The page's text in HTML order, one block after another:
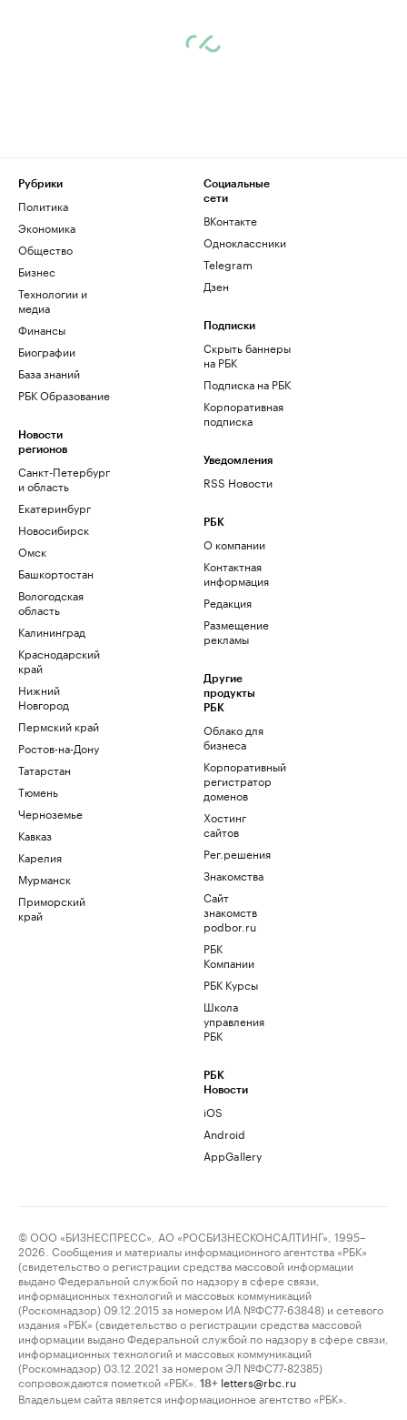
Рубрики
Политика
Экономика
Общество
Бизнес
Технологии и
медиа
Финансы
Биографии
База знаний
РБК Образование
Новости
регионов
Санкт-Петербург
и область
Екатеринбург
Новосибирск
Омск
Башкортостан
Вологодская
область
Калининград
Краснодарский
край
Нижний
Новгород
Пермский край
Ростов-на-Дону
Татарстан
Тюмень
Черноземье
Кавказ
Карелия
Мурманск
Приморский
край
Социальные
сети
ВКонтакте
Одноклассники
Telegram
Дзен
Подписки
Скрыть баннеры
на РБК
Подписка на РБК
Корпоративная
подписка
Уведомления
RSS Новости
РБК
О компании
Контактная
информация
Редакция
Размещение
рекламы
Другие
продукты
РБК
Облако для
бизнеса
Корпоративный
регистратор
доменов
Хостинг
сайтов
Рег.решения
Знакомства
Сайт
знакомств
podbor.ru
РБК
Компании
РБК Курсы
Школа
управления
РБК
РБК
Новости
iOS
Android
AppGallery
© ООО «БИЗНЕСПРЕСС», АО «РОСБИЗНЕСКОНСАЛТИНГ», 1995–
2026. Сообщения и материалы информационного агентства «РБК»
(свидетельство о регистрации средства массовой информации
выдано Федеральной службой по надзору в сфере связи,
информационных технологий и массовых коммуникаций
(Роскомнадзор) 09.12.2015 за номером ИА №ФС77-63848) и сетевого
издания «РБК» (свидетельство о регистрации средства массовой
информации выдано Федеральной службой по надзору в сфере связи,
информационных технологий и массовых коммуникаций
(Роскомнадзор) 03.12.2021 за номером ЭЛ №ФС77-82385)
сопровождаются пометкой «РБК».
18+ letters@rbc.ru
Владельцем сайта является информационное агентство «РБК».